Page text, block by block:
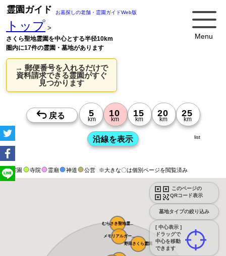
Menu
霊園ガイド お墓探しの老舗・霊園ガイドWeb版
トップ >
さくら聖地霊園を中心とする半径10km
圏内に17件の霊園・墓地があります
→ 郵便番号を入れるだけで
資料請求できる霊園がすぐ
見つかります
霊園 寺院 霊廟 神道 公営 ※大きな〇は個別ページを閲覧済み
このページの
QRコード表示
墓地タイプの絞り込み
[ 中心表示 ]
ドラッグで
中心を移動
できます
list
むらさき聖地霊...
野田さくら霊園
メモリアルガー...